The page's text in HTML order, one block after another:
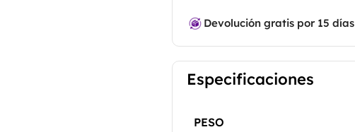
Devolución gratis por 15 días
Especificaciones
PESO